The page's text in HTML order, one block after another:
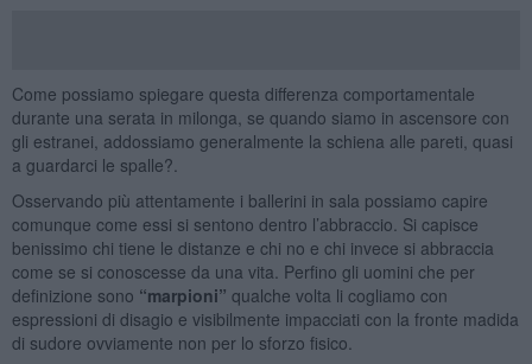
Come possiamo spiegare questa differenza comportamentale
durante una serata in milonga, se quando siamo in ascensore con
gli estranei, addossiamo generalmente la schiena alle pareti, quasi
a guardarci le spalle?.
Osservando più attentamente i ballerini in sala possiamo capire
comunque come essi si sentono dentro l’abbraccio. Si capisce
benissimo chi tiene le distanze e chi no e chi invece si abbraccia
come se si conoscesse da una vita. Perfino gli uomini che per
definizione sono “marpioni” qualche volta li cogliamo con
espressioni di disagio e visibilmente impacciati con la fronte madida
di sudore ovviamente non per lo sforzo fisico.